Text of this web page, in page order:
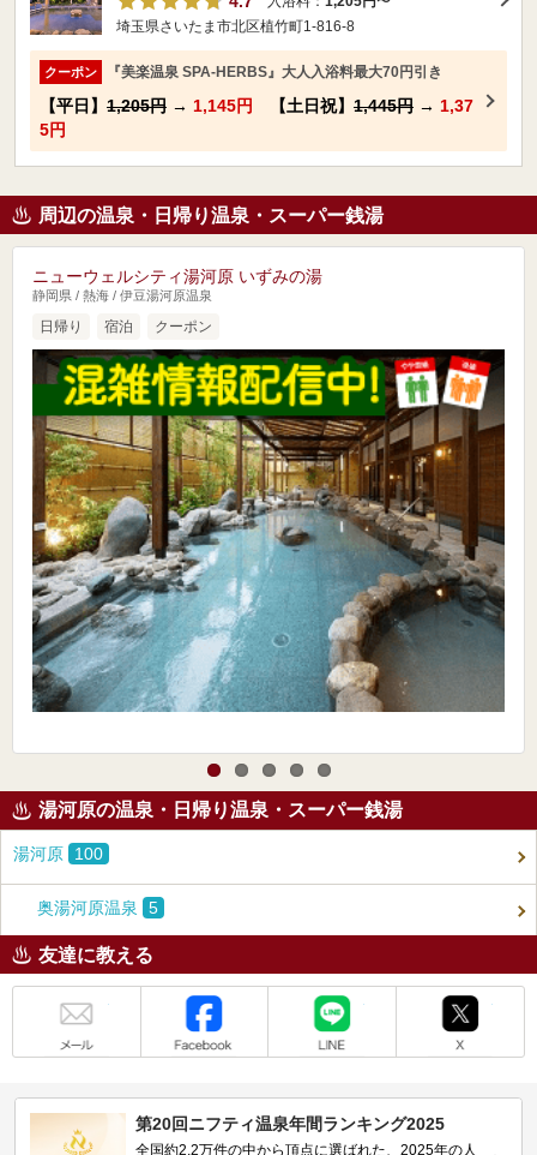
埼玉県さいたま市北区植竹町1-816-8
クーポン 『美楽温泉 SPA-HERBS』大人入浴料最大70円引き
【平日】 1,205円 → 1,145円 【土日祝】 1,445円 → 1,37
5円
周辺の温泉・日帰り温泉・スーパー銭湯
ニューウェルシティ湯河原 いずみの湯
静岡県 / 熱海 / 伊豆湯河原温泉
日帰り 宿泊 クーポン
湯河原の温泉・日帰り温泉・スーパー銭湯
湯河原 100
奥湯河原温泉 5
友達に教える
第20回ニフティ温泉年間ランキング2025
全国約2.2万件の中から頂点に選ばれた、2025年の人